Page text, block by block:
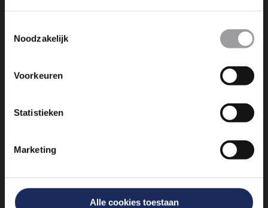
Noodzakelijk
Voorkeuren
Statistieken
Marketing
Alle cookies toestaan
werkelijkheid maken is nog veel
bereikbaar!
info@experienceevents.nl
Eemnes